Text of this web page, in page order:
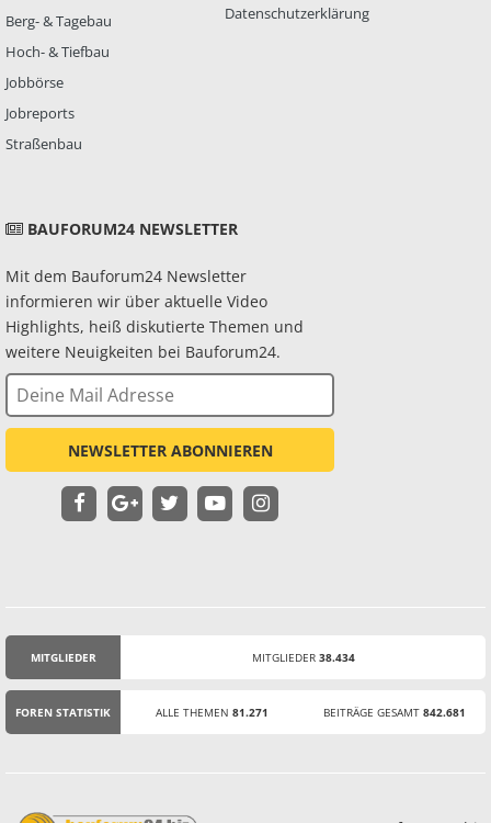
Berg- & Tagebau
Hoch- & Tiefbau
Jobbörse
Jobreports
Straßenbau
Datenschutzerklärung
BAUFORUM24 NEWSLETTER
Mit dem Bauforum24 Newsletter
informieren wir über aktuelle Video
Highlights, heiß diskutierte Themen und
weitere Neuigkeiten bei Bauforum24.
NEWSLETTER ABONNIEREN
MITGLIEDER MITGLIEDER 38.434
FOREN STATISTIK ALLE THEMEN 81.271 BEITRÄGE GESAMT 842.681